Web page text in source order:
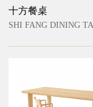
十方餐桌
SHI FANG DINING